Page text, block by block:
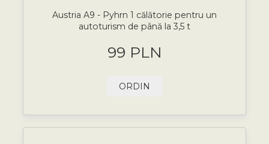
Austria A9 - Pyhrn 1 călătorie pentru un
autoturism de până la 3,5 t
99 PLN
ORDIN